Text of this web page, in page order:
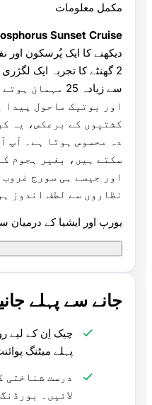
مکمل معلومات
Sunset Cruise
دیکھنے کا ایک پُرسکون
2 گھنٹے کا تجربہ ایک
سے زیادہ 25
اور بوتیک ماحول پیدا
کشتیوں کے برعکس، یہ
دہ محسوس ہوتا ہے۔ آپ
سکتے ہیں، بغیر ہجوم
اور جیسے ہی سورج
نظاروں سے لطف اندوز
یورپ اور ایشیا کے درمیان
جانے سے پہلے
پہلے میٹنگ
درست شناختی
لائیں۔